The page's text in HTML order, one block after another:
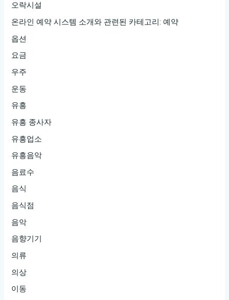
오락시설
온라인 예약 시스템 소개와 관련된 카테고리: 예약
옵션
요금
우주
운동
유흥
유흥 종사자
유흥업소
유흥음악
음료수
음식
음식점
음악
음향기기
의류
의상
이동